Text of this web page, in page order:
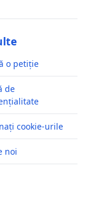
o petiție
de
cookie-urile
noi